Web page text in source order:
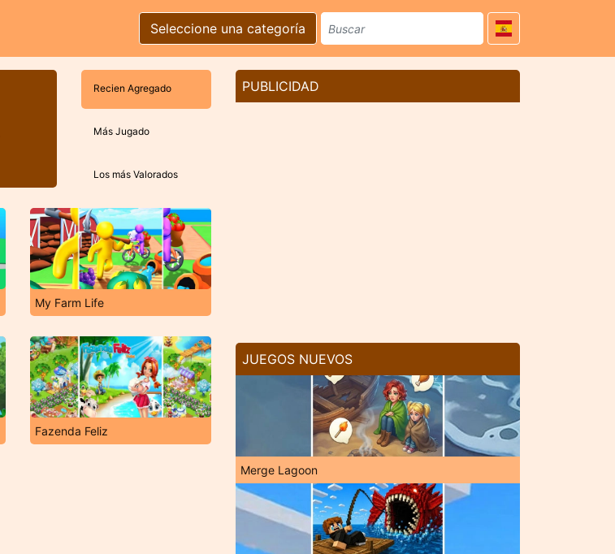
Seleccione una categoría
Recien Agregado
Más Jugado
Los más Valorados
My Farm Life
Fazenda Feliz
PUBLICIDAD
JUEGOS NUEVOS
Merge Lagoon